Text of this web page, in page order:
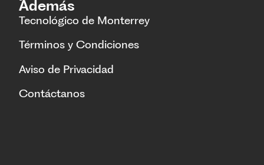
Además
Tecnológico de Monterrey
Términos y Condiciones
Aviso de Privacidad
Contáctanos